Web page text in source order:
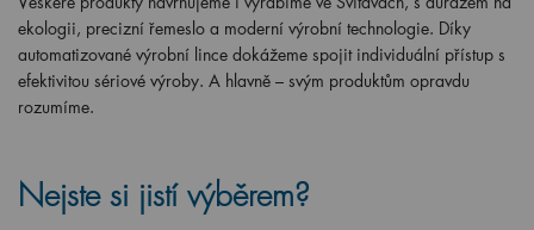
ekologii, precizní řemeslo a moderní výrobní technologie. Díky
automatizované výrobní lince dokážeme spojit individuální přístup s
efektivitou sériové výroby. A hlavně – svým produktům opravdu
rozumíme.
Nejste si jistí výběrem?